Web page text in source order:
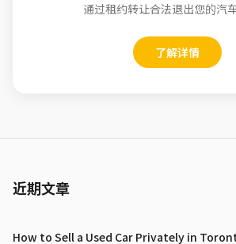
通过租约转让合法退出您的汽车
了解详情
近期文章
How to Sell a Used Car Privately in